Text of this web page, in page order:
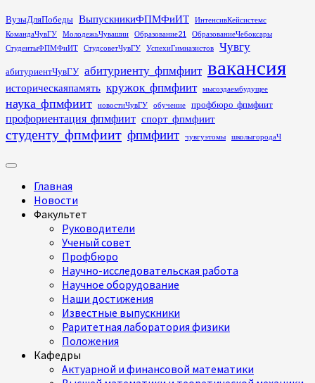
Перейти
к
содержимому
ВузыДляПобеды ВыпускникиФПМФиИТ
ИнтенсивКейсистемс
КомандаЧувГУ
МолодежьЧувашии Образование21
ОбразованиеЧебоксары
СтудентыФПМФиИТ
СтудсоветЧувГУ УспехиГимназистов Чувгу
абитуриентЧувГУ абитуриенту_фпмфиит вакансия
историческаяпамять кружок_фпмфиит мысоздаембудущее
наука_фпмфиит новостиЧувГУ обучение профбюро_фпмфиит
профориентация_фпмфиит спорт_фпмфиит
студенту_фпмфиит фпмфиит чувгуэтомы школыгородаЧ
Основное
Главная
Новости
Факультет
Руководители
Ученый совет
Профбюро
Научно-исследовательская работа
Научное оборудование
Наши достижения
Известные выпускники
Раритетная лаборатория физики
Положения
Кафедры
Актуарной и финансовой математики